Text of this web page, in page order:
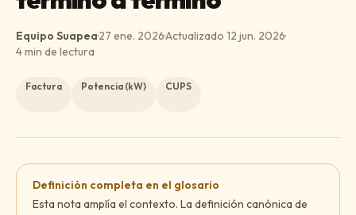
Equipo Suapea·27 ene. 2026·Actualizado 12 jun. 2026·
4min de lectura
Factura Potencia (kW) CUPS
Definición completa en el glosario
Esta nota amplía el contexto. La definición canónica de